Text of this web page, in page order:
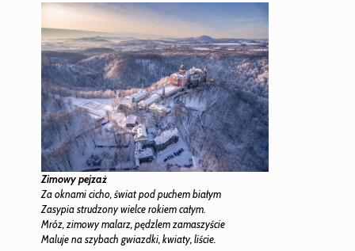
Zimowy pejzaż
Za oknami cicho, świat pod puchem białym
Zasypia strudzony wielce rokiem całym.
Mróz, zimowy malarz, pędzlem zamaszyście
Maluje na szybach gwiazdki, kwiaty, liście.